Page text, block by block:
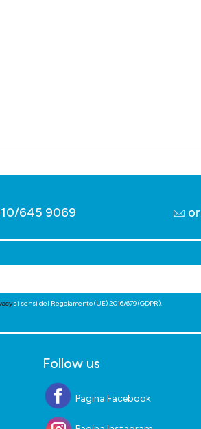
645 9069
ai sensi del Regolamento (UE) 2016/679 (GDPR).
Follow us
Pagina Facebook